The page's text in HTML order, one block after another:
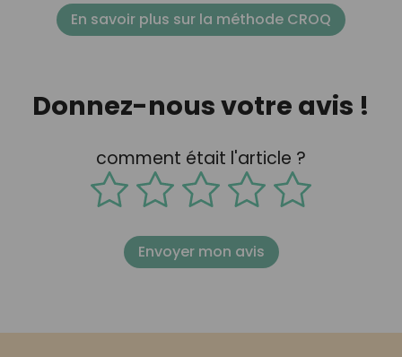
En savoir plus sur la méthode CROQ
Donnez-nous votre avis !
comment était l'article ?
Envoyer mon avis